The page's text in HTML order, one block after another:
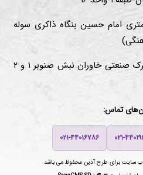
۱: جاده قدیم قم ۶۰ متری امام حسین بنگاه ذاکری سوله
انبار ۲:اتوبان امام رضا شهرک صنعتی خاوران نبش صنوبر ۱ و ۲
تماس:
۰۲۱-۴۴۰۱۶۷۸۶
سایت برای طرح آذین محفوظ می باشد